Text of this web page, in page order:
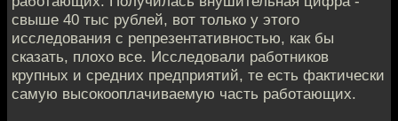
свыше 40 тыс рублей, вот только у этого
исследования с репрезентативностью, как бы
сказать, плохо все. Исследовали работников
крупных и средних предприятий, те есть фактически
самую высокооплачиваемую часть работающих.